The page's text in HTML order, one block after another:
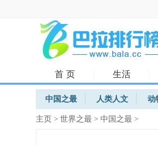
首 页 生活
体育
中国之最 人类人文 动
主页 > 世界之最 > 中国之最 >